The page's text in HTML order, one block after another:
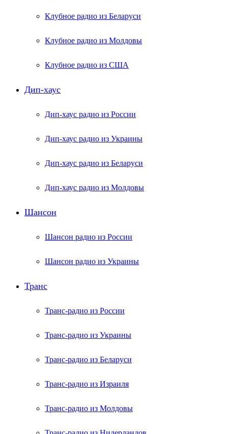
Клубное радио из Беларуси
Клубное радио из Молдовы
Клубное радио из США
Дип-хаус
Дип-хаус радио из России
Дип-хаус радио из Украины
Дип-хаус радио из Беларуси
Дип-хаус радио из Молдовы
Шансон
Шансон радио из России
Шансон радио из Украины
Транс
Транс-радио из России
Транс-радио из Украины
Транс-радио из Беларуси
Транс-радио из Израиля
Транс-радио из Молдовы